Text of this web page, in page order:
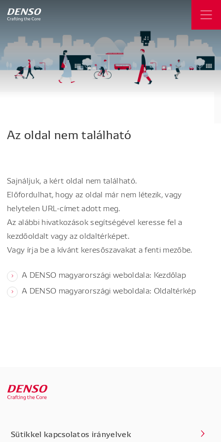
Az oldal nem található
Sajnáljuk, a kért oldal nem található.
Előfordulhat, hogy az oldal már nem létezik, vagy
helytelen URL-címet adott meg.
Az alábbi hivatkozások segítségével keresse fel a
kezdőoldalt vagy az oldaltérképet.
Vagy írja be a kívánt keresőszavakat a fenti mezőbe.
A DENSO magyarországi weboldala: Kezdőlap
A DENSO magyarországi weboldala: Oldaltérkép
Sütikkel kapcsolatos irányelvek